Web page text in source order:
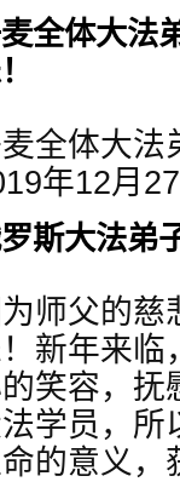
全体大法
全体大法
年12月
斯大法弟
为师父的
新年来临
笑容，抚
学员，所
的意义，